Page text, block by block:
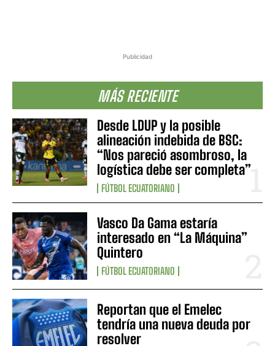
Publicidad
MÁS RECIENTE
Desde LDUP y la posible
alineación indebida de BSC:
“Nos pareció asombroso, la
logística debe ser completa”
FÚTBOL ECUATORIANO
Vasco Da Gama estaría
interesado en “La Máquina”
Quintero
FÚTBOL ECUATORIANO
Reportan que el Emelec
tendría una nueva deuda por
resolver